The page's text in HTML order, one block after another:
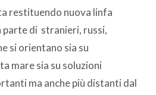
restituendo nuova linfa
parte di stranieri, russi,
si orientano sia su
mare sia su soluzioni
ma anche più distanti dal